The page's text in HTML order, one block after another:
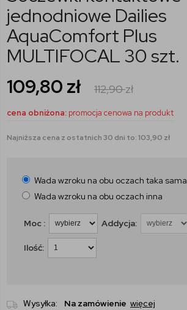
jednodniowe Dailies
AquaComfort Plus
MULTIFOCAL 30 szt.
109,80 zł 112,90zł
cena obniżona: promocja cenowa na produkt
Najniższa cena z ostatnich 30 dni to: 103,90 zł
Wada wzroku na obu oczach taka sama
Wada wzroku na obu oczach inna
Moc : Addycja:
Ilość:
Wysyłka: Na zamówienie więcej